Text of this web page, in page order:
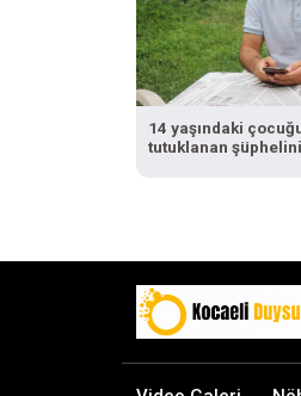
14 yaşındaki
tutuklanan